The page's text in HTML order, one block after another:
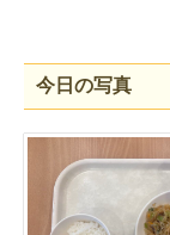
今日の写真